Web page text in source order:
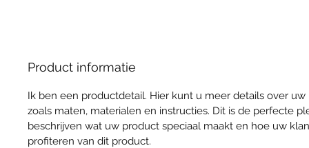
Product informatie
Ik ben een productdetail. Hier kunt u meer details over
zoals maten, materialen en instructies. Dit is de perfecte
beschrijven wat uw product speciaal maakt en hoe uw
profiteren van dit product.